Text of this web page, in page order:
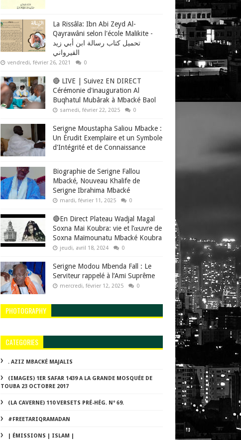
La Rissâla: Ibn Abi Zeyd Al-
Qayrawâni selon l'école Malikite -
تحميل كتاب رسالة ابن أبي زيد
القيرواني
vendredi, février 26, 2021 0
🔴 LIVE | Suivez EN DIRECT
Cérémonie d'inauguration Al
Buqhatul Mubârak à Mbacké Baol
samedi, février 22, 2025 0
Serigne Moustapha Saliou Mbacke :
Un Érudit Exemplaire et un Symbole
d'Intégrité et de Connaissance
Biographie de Serigne Fallou
Mbacké, Nouveau Khalife de
Serigne Ibrahima Mbacké
mardi, février 11, 2025 0
🔴En Direct Plateau Wadjal Magal
Soxna Mai Koubra: vie et l’œuvre de
Soxna Maïmounatu Mbacké Koubra
jeudi, avril 18, 2024 0
Serigne Modou Mbenda Fall : Le
Serviteur rappelé à l’Ami Suprême
mercredi, février 12, 2025 0
PHOTOGRAPHY
CATEGORIES
. AZIZ MBACKÉ MAJALIS
(IMAGES) 1ER SAFAR 1439 A LA GRANDE MOSQUÉE DE
TOUBA 23 OCTOBRE 2017
(LA CAVERNE) 110 VERSETS PRÉ-HÉG. Nº 69.
#FREETARIQRAMADAN
| ÉMISSIONS | ISLAM |